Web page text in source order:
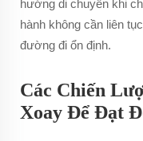
hướng di chuyển khi
hành không cần liên
đường đi ổn định.
Các Chiến
Xoay Để Đạt